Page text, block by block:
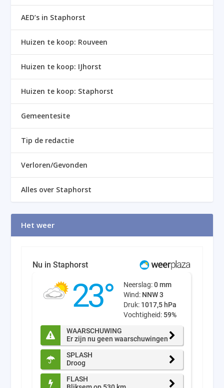
AED’s in Staphorst
Huizen te koop: Rouveen
Huizen te koop: IJhorst
Huizen te koop: Staphorst
Gemeentesite
Tip de redactie
Verloren/Gevonden
Alles over Staphorst
Het weer